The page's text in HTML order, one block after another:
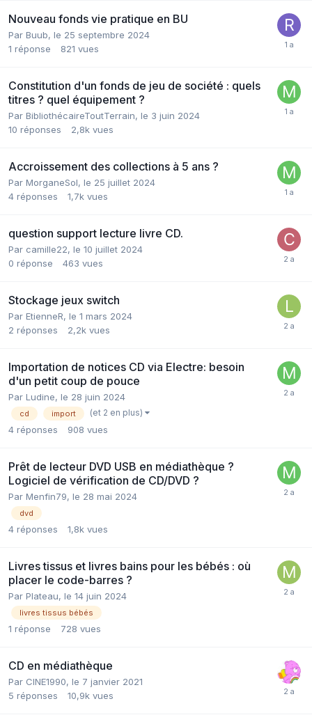
Nouveau fonds vie pratique en BU
Par Buub, le 25 septembre 2024
1 réponse 821 vues
Constitution d'un fonds de jeu de société : quels
titres ? quel équipement ?
Par BibliothécaireToutTerrain, le 3 juin 2024
10 réponses 2,8k vues
Accroissement des collections à 5 ans ?
Par MorganeSol, le 25 juillet 2024
4 réponses 1,7k vues
question support lecture livre CD.
Par camille22, le 10 juillet 2024
0 réponse 463 vues
Stockage jeux switch
Par EtienneR, le 1 mars 2024
2 réponses 2,2k vues
Importation de notices CD via Electre: besoin
d'un petit coup de pouce
Par Ludine, le 28 juin 2024
cd import (et 2 en plus)
4 réponses 908 vues
Prêt de lecteur DVD USB en médiathèque ?
Logiciel de vérification de CD/DVD ?
Par Menfin79, le 28 mai 2024
dvd
4 réponses 1,8k vues
Livres tissus et livres bains pour les bébés : où
placer le code-barres ?
Par Plateau, le 14 juin 2024
livres tissus bébés
1 réponse 728 vues
CD en médiathèque
Par CINE1990, le 7 janvier 2021
5 réponses 10,9k vues